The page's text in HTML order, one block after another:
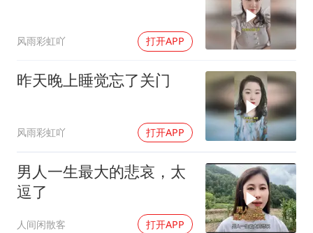
风雨彩虹吖 打开APP
昨天晚上睡觉忘了关门
风雨彩虹吖 打开APP
男人一生最大的悲哀，太
逗了
人间闲散客 打开APP